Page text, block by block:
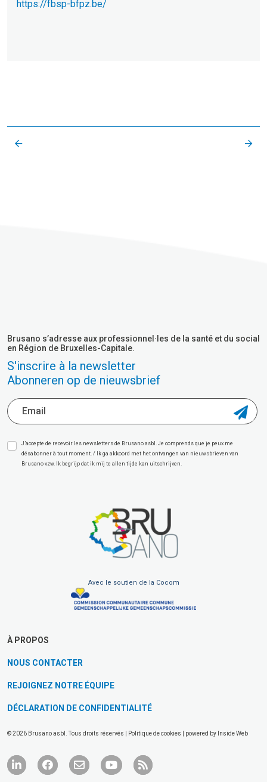
https://fbsp-bfpz.be/
Brusano s’adresse aux professionnel·les de la santé et du social
en Région de Bruxelles-Capitale.
S'inscrire à la newsletter
Abonneren op de nieuwsbrief
J’accepte de recevoir les newsletters de Brusano asbl. Je comprends que je peux me
désabonner à tout moment. / Ik ga akkoord met het ontvangen van nieuwsbrieven van
Brusano vzw. Ik begrijp dat ik mij te allen tijde kan uitschrijven.
Avec le soutien de la Cocom
À PROPOS
NOUS CONTACTER
REJOIGNEZ NOTRE ÉQUIPE
DÉCLARATION DE CONFIDENTIALITÉ
© 2026 Brusano asbl. Tous droits réservés | Politique de cookies | powered by Inside Web